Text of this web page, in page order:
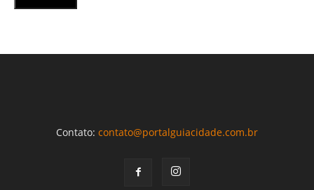
Contato: contato@portalguiacidade.com.br